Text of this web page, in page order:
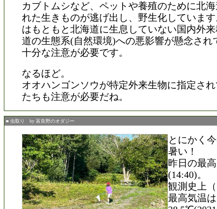
カブトムシなど、ペットや養殖のために北
れた生きものが逃げ出し、野生化していま
はもともと北海道に生息していない国内外
道の生態系(自然環境)への悪影響が懸念され
十分な注意が必要です。
なるほど。
オオハンゴンソウが特定外来生物に指定さ
たちも注意が必要だね。
■ 虫取り by 富良野のオダジー
とにかく
暑い！
昨日の最
(14:40)。
観測史上
最高気温は